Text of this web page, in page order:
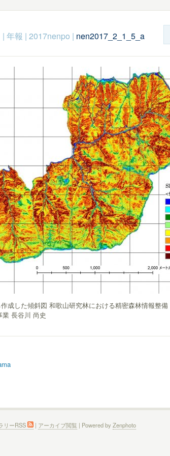
| 年報 | 2017nenpo | nen2017_2_1_5_a
成した傾斜図 和歌山研究林における精密森林情報整備
業 長谷川 尚史
リーRSS | アーカイブ閲覧 | Powered by Zenphoto